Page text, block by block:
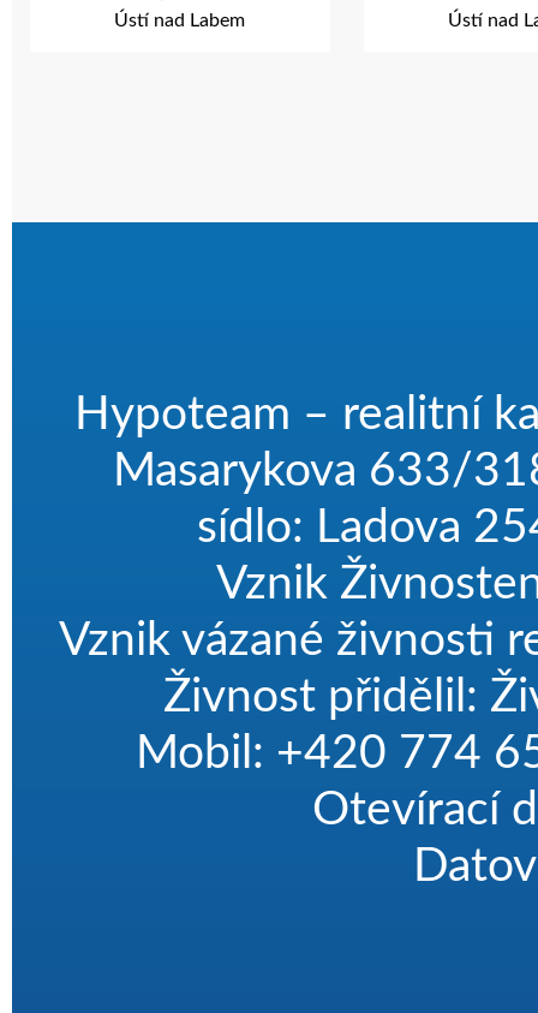
Ústí nad Labem
Ústí nad
Hypoteam – realitní
Masarykova 633/
sídlo: Ladova
Vznik
Vznik vázané živnosti
Živnost přidělil:
Mobil: +420 774
Otevírací